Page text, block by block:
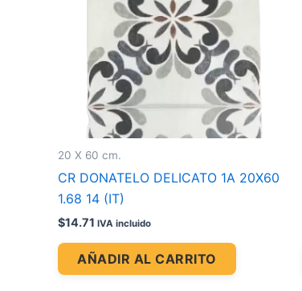
20 X 60 cm.
CR DONATELO DELICATO 1A 20X60
1.68 14 (IT)
$14.71 IVA incluido
AÑADIR AL CARRITO